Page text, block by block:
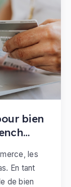
bien
les
En tant
de bien